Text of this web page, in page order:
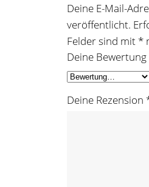
Deine E-Mail-
veröffentlicht.
Felder sind mit *
Deine Bewertung
Deine Rezension